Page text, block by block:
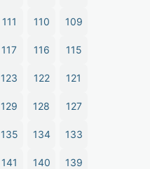
109
110
111
115
116
117
121
122
123
127
128
129
133
134
135
139
140
141